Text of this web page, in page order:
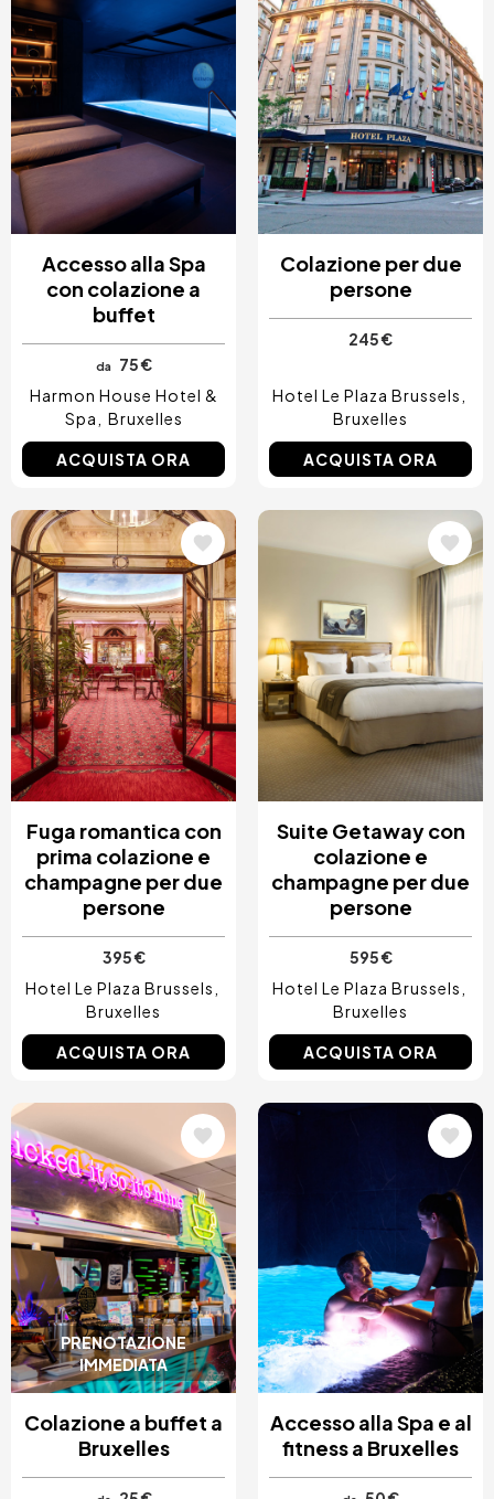
Accesso alla Spa
con colazione a
buffet
da
75 €
Harmon House Hotel &
Spa
Bruxelles
ACQUISTA ORA
Colazione per due
persone
245 €
Hotel Le Plaza Brussels
Bruxelles
ACQUISTA ORA
Immagine
Fuga romantica con
prima colazione e
champagne per due
persone
395 €
Hotel Le Plaza Brussels
Bruxelles
ACQUISTA ORA
Immagine
Suite Getaway con
colazione e
champagne per due
persone
595 €
Hotel Le Plaza Brussels
Bruxelles
ACQUISTA ORA
PRENOTAZIONE
IMMEDIATA
Immagine
Colazione a buffet a
Bruxelles
Accesso alla Spa e al
fitness a Bruxelles